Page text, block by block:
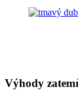
Výhody